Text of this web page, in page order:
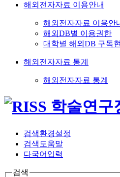
해외전자자료 이용안내
해외전자자료 이용안
해외DB별 이용권한
대학별 해외DB 구독
해외전자자료 통계
해외전자자료 통계
검색환경설정
검색도움말
다국어입력
검색